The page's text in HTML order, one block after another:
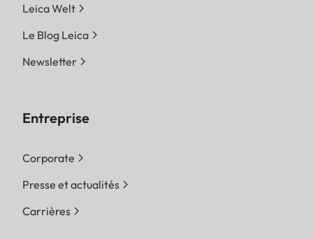
Leica Welt
Le Blog Leica
Newsletter
Entreprise
Corporate
Presse et actualités
Carrières